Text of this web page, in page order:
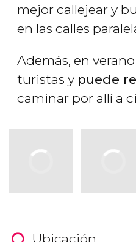
mejor callejear y
en las calles
Además, en
turistas y puede
caminar por allí a
Ubicación